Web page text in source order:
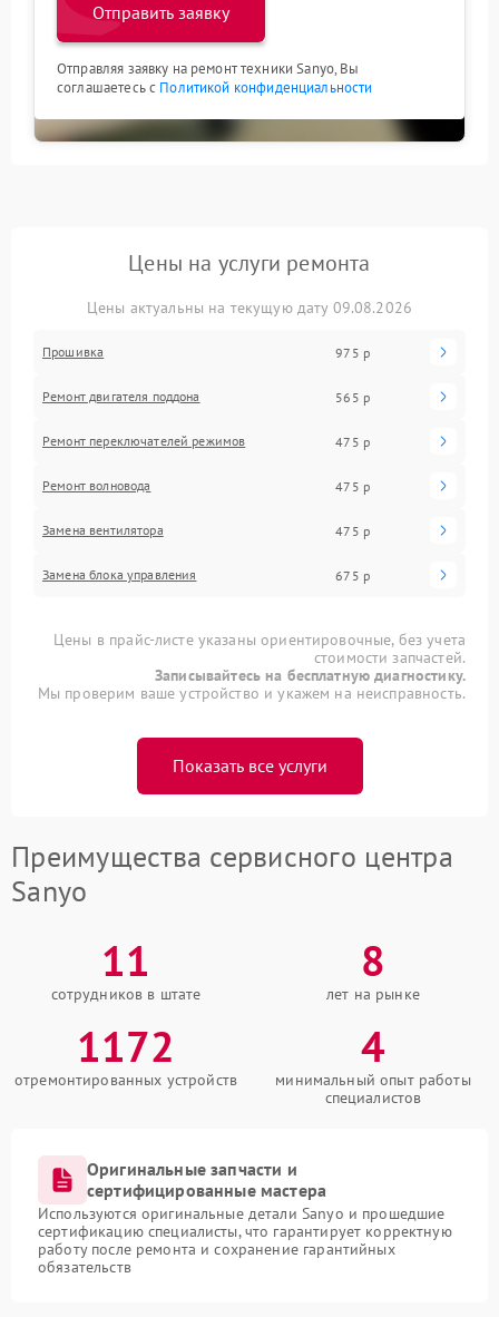
Отправить заявку
Отправляя заявку на ремонт техники Sanyo, Вы
соглашаетесь с Политикой конфиденциальности
Цены на услуги ремонта
Цены актуальны на текущую дату 09.08.2026
Прошивка 975 р
Ремонт двигателя поддона 565 р
Ремонт переключателей режимов 475 р
Ремонт волновода 475 р
Замена вентилятора 475 р
Замена блока управления 675 р
Цены в прайс-листе указаны ориентировочные, без учета
стоимости запчастей.
Записывайтесь на бесплатную диагностику.
Мы проверим ваше устройство и укажем на неисправность.
Показать все услуги
Преимущества сервисного центра
Sanyo
11
сотрудников в штате
8
лет на рынке
1172
отремонтированных устройств
4
минимальный опыт работы
специалистов
Оригинальные запчасти и
сертифицированные мастера
Используются оригинальные детали Sanyo и прошедшие
сертификацию специалисты, что гарантирует корректную
работу после ремонта и сохранение гарантийных
обязательств